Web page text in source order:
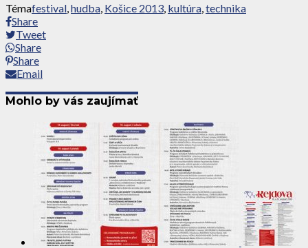
Témafestival,hudba, Košice 2013, kultúra,technika
Share
Tweet
Share
Share
Email
Mohlo by vás zaujímať